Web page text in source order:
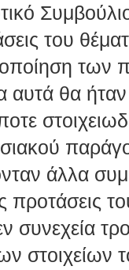
του
των
θα ήταν
άλλα
συνεχεία
στοιχείων